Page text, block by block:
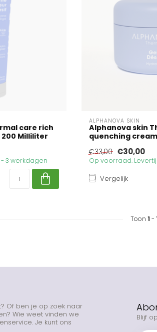
care rich
Milliliter
3 werkdagen
ALPHANOVA SKIN
Alphanova skin
quenching
€33,00 €30,00
Op voorraad.
Vergelijk
Toon 1 -
Of ben je op zoek naar
Wie weet vinden we
Je kunt ons
Blijf